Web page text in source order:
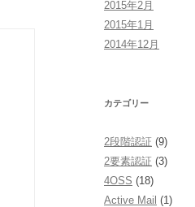
2015年2月
2015年1月
2014年12月
カテゴリー
2段階認証 (9)
2要素認証 (3)
4OSS (18)
Active Mail (1)